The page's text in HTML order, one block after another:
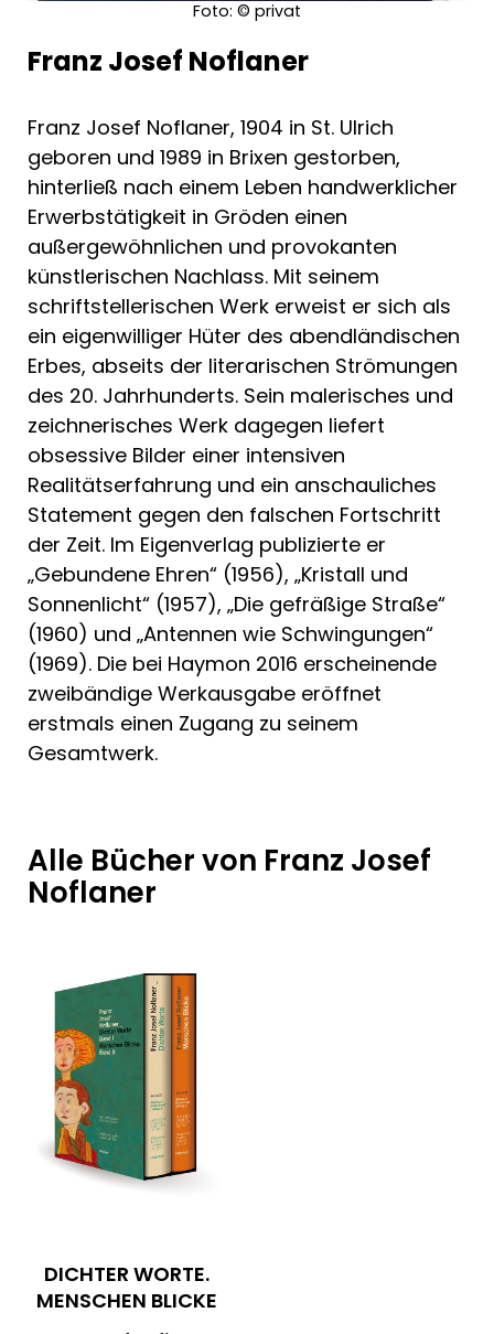
Foto: © privat
Franz Josef Noflaner
Franz Josef Noflaner, 1904 in St. Ulrich
geboren und 1989 in Brixen gestorben,
hinterließ nach einem Leben handwerklicher
Erwerbstätigkeit in Gröden einen
außergewöhnlichen und provokanten
künstlerischen Nachlass. Mit seinem
schriftstellerischen Werk erweist er sich als
ein eigenwilliger Hüter des abendländischen
Erbes, abseits der literarischen Strömungen
des 20. Jahrhunderts. Sein malerisches und
zeichnerisches Werk dagegen liefert
obsessive Bilder einer intensiven
Realitätserfahrung und ein anschauliches
Statement gegen den falschen Fortschritt
der Zeit. Im Eigenverlag publizierte er
„Gebundene Ehren“ (1956), „Kristall und
Sonnenlicht“ (1957), „Die gefräßige Straße“
(1960) und „Antennen wie Schwingungen“
(1969). Die bei Haymon 2016 erscheinende
zweibändige Werkausgabe eröffnet
erstmals einen Zugang zu seinem
Gesamtwerk.
Alle Bücher von Franz Josef
Noflaner
DICHTER WORTE.
MENSCHEN BLICKE